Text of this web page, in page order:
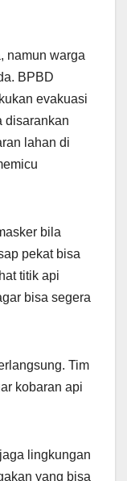
namun warga
BPBD
evakuasi
disarankan
lahan di
bila
pekat bisa
titik api
bisa segera
Tim
kobaran api
lingkungan
yang bisa